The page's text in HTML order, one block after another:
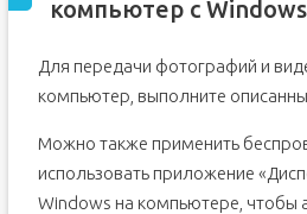
компьютер с
Для передачи фотографий и
компьютер, выполните
Можно также применить
использовать приложение
Windows на компьютере, чтобы